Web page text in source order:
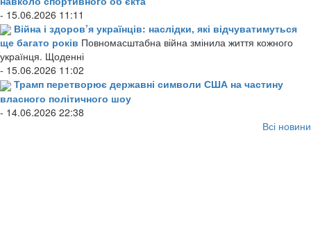
- 15.06.2026 11:11
Війна і здоров’я українців: наслідки, які відчуватимуться
ще багато років Повномасштабна війна змінила життя кожного
українця. Щоденні
- 15.06.2026 11:02
Трамп перетворює державні символи США на частину
власного політичного шоу
- 14.06.2026 22:38
Всі новини